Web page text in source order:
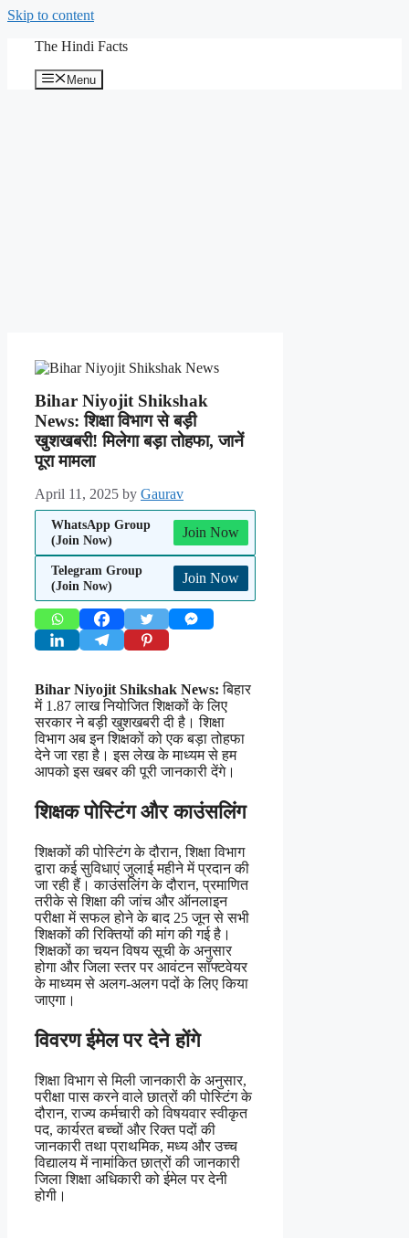
Skip to content
The Hindi Facts
Menu
Bihar Niyojit Shikshak
News: शिक्षा विभाग से बड़ी
खुशखबरी! मिलेगा बड़ा तोहफा, जानें
पूरा मामला
April 11, 2025 by Gaurav
WhatsApp Group
(Join Now)
Join Now
Telegram Group
(Join Now)
Join Now
Bihar Niyojit Shikshak News: बिहार
में 1.87 लाख नियोजित शिक्षकों के लिए
सरकार ने बड़ी खुशखबरी दी है। शिक्षा
विभाग अब इन शिक्षकों को एक बड़ा तोहफा
देने जा रहा है। इस लेख के माध्यम से हम
आपको इस खबर की पूरी जानकारी देंगे।
शिक्षक पोस्टिंग और काउंसलिंग
शिक्षकों की पोस्टिंग के दौरान, शिक्षा विभाग
द्वारा कई सुविधाएं जुलाई महीने में प्रदान की
जा रही हैं। काउंसलिंग के दौरान, प्रमाणित
तरीके से शिक्षा की जांच और ऑनलाइन
परीक्षा में सफल होने के बाद 25 जून से सभी
शिक्षकों की रिक्तियों की मांग की गई है।
शिक्षकों का चयन विषय सूची के अनुसार
होगा और जिला स्तर पर आवंटन सॉफ्टवेयर
के माध्यम से अलग-अलग पदों के लिए किया
जाएगा।
विवरण ईमेल पर देने होंगे
शिक्षा विभाग से मिली जानकारी के अनुसार,
परीक्षा पास करने वाले छात्रों की पोस्टिंग के
दौरान, राज्य कर्मचारी को विषयवार स्वीकृत
पद, कार्यरत बच्चों और रिक्त पदों की
जानकारी तथा प्राथमिक, मध्य और उच्च
विद्यालय में नामांकित छात्रों की जानकारी
जिला शिक्षा अधिकारी को ईमेल पर देनी
होगी।